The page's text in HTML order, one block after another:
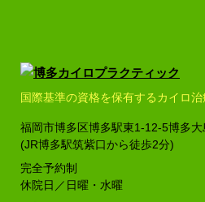
国際基準の資格を保有するカイロ
福岡市博多区博多駅東1-12-5博多大
(JR博多駅筑紫口から徒歩2分)
完全予約制
休院日／日曜・水曜